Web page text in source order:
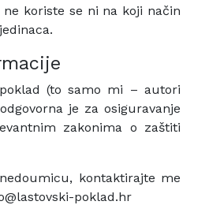
koriste se ni na koji način
(to samo mi – autori
je za osiguravanje
zakonima o zaštiti
kontaktirajte me
poklad.hr